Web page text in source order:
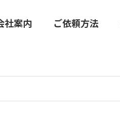
社案内 ご依頼方法